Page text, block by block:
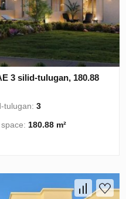
3 silid-tulugan, 180.88
tulugan:3
180.88 m²